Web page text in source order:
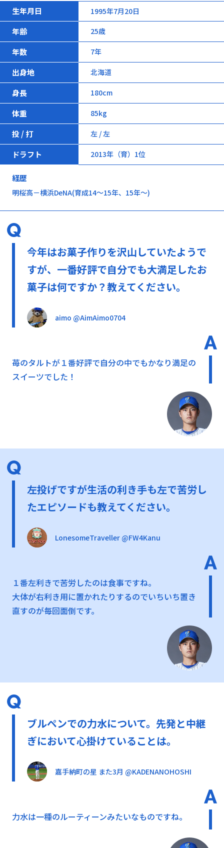
生年月日 1995年7月20日
年齢 25歳
年数 7年
出身地 北海道
身長 180cm
体重 85kg
投 / 打 左 / 左
ドラフト 2013年（育）1位
経歴
明桜高－横浜DeNA(育成14～15年、15年～)
今年はお菓子作りを沢山していたようで
すが、一番好評で自分でも大満足したお
菓子は何ですか？教えてください。
aimo @AimAimo0704
苺のタルトが１番好評で自分の中でもかなり満足の
スイーツでした！
左投げですが生活の利き手も左で苦労し
たエピソードも教えてください。
LonesomeTraveller @FW4Kanu
１番左利きで苦労したのは食事ですね。
大体が右利き用に置かれたりするのでいちいち置き
直すのが毎回面倒です。
ブルペンでの力水について。先発と中継
ぎにおいて心掛けていることは。
嘉手納町の星 また3月 @KADENANOHOSHI
力水は一種のルーティーンみたいなものですね。